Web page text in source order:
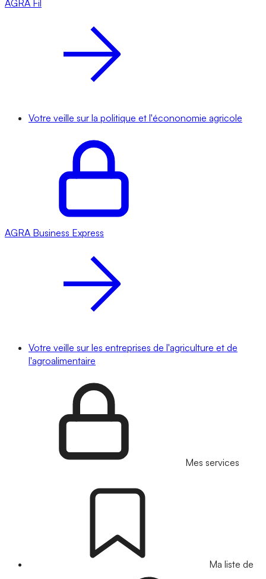
AGRA Fil
Votre veille sur la politique et l'écononomie agricole
AGRA Business Express
Votre veille sur les entreprises de l'agriculture et de
l'agroalimentaire
Mes services
Ma liste de